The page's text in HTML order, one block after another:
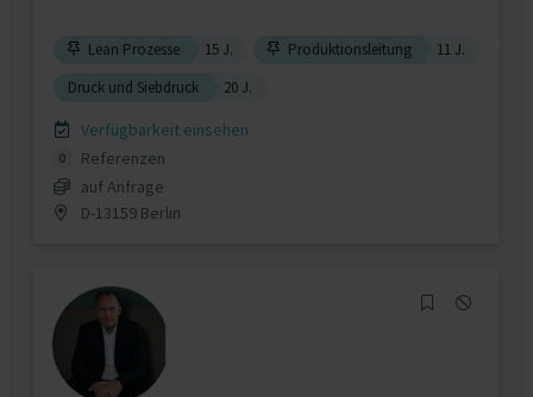
Lean Prozesse 15 J. Produktionsleitung
11 J.
Druck und Siebdruck
20 J.
Verfügbarkeit einsehen
0
Referenzen
auf Anfrage
D-13159 Berlin